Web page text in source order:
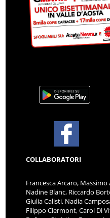
COLLABORATORI
Francesca Arcaro,
Nadine Blanc, Riccardo
Giulia Calisti, Nadia
Filippo Clermont, Carol Di